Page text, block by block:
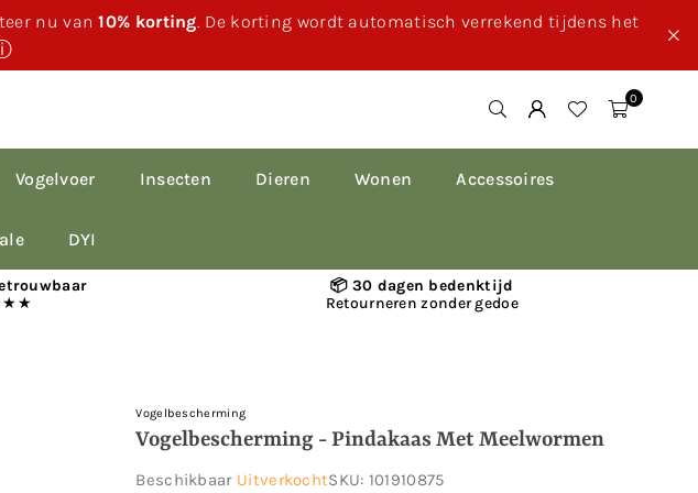
nu van10% korting. De korting wordt automatisch verrekend tijdens het
0
Vogelvoer Insecten Dieren Wonen Accessoires
DYI
📦 30 dagen bedenktijd
Retourneren zonder gedoe
Vogelbescherming
Vogelbescherming - Pindakaas Met Meelwormen
Beschikbaar UitverkochtSKU: 101910875